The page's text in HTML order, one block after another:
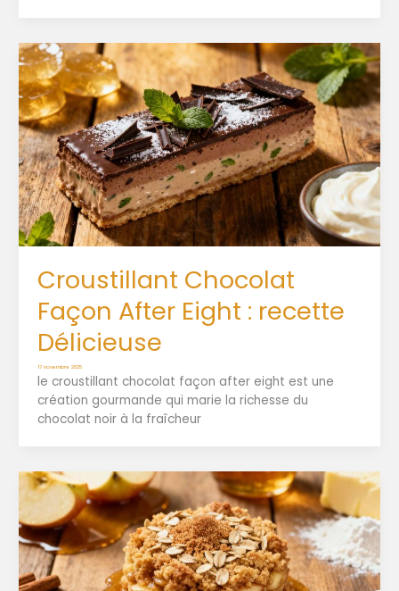
Croustillant Chocolat
Façon After Eight : recette
Délicieuse
17 novembre 2025
le croustillant chocolat façon after eight est une
création gourmande qui marie la richesse du
chocolat noir à la fraîcheur